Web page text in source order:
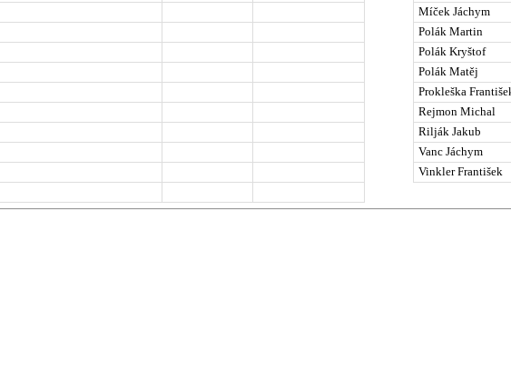
Míček Jáchym
Polák Martin
Polák Kryštof
Polák Matěj
Prokleška
Rejmon Michal
Rilják Jakub
Vanc Jáchym
Vinkler František